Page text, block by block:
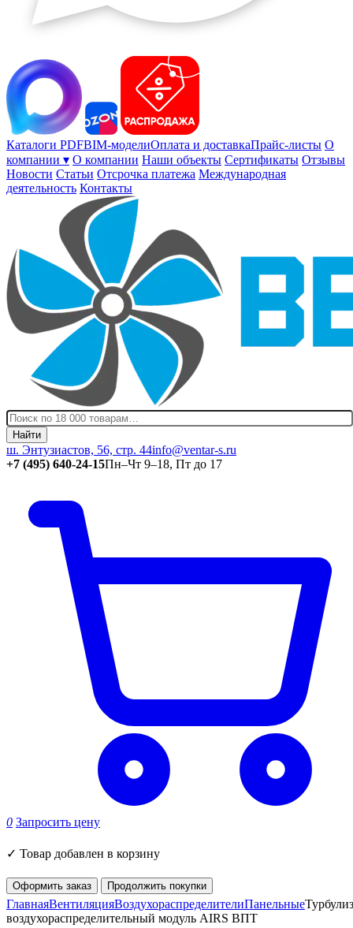
Каталоги PDFBIM-моделиОплата и доставкаПрайс-листы О
компании ▾ О компании Наши объекты Сертификаты Отзывы
Новости Статьи Отсрочка платежа Международная
деятельность Контакты
Найти
ш. Энтузиастов, 56, стр. 44info@ventar-s.ru
+7 (495) 640-24-15Пн–Чт 9–18, Пт до 17
0 Запросить цену
✓ Товар добавлен в корзину
Оформить заказ Продолжить покупки
ГлавнаяВентиляцияВоздухораспределителиПанельные
воздухораспределительный модуль AIRS ВПТ